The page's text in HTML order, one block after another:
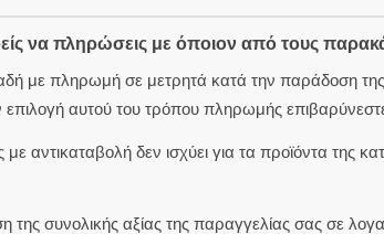
να πληρώσεις με όποιον από τους
με πληρωμή σε μετρητά κατά την παράδοση
αυτού του τρόπου πληρωμής
αντικαταβολή δεν ισχύει για τα προϊόντα της
της συνολικής αξίας της παραγγελίας σας σε